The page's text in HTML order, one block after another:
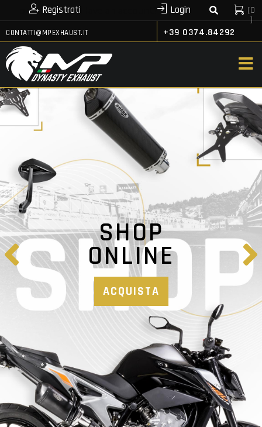
CONTATTI@MPEXHAUST.IT +39 0374.84292
Registrati Login (0
)
SHOP
ONLINE
ACQUISTA